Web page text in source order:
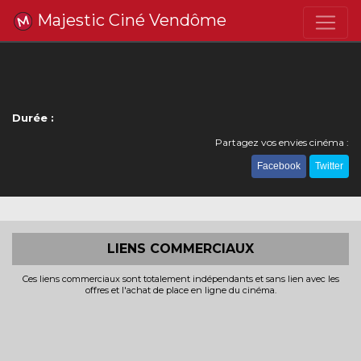
Majestic Ciné Vendôme
Durée :
Partagez vos envies cinéma :
Facebook Twitter
LIENS COMMERCIAUX
Ces liens commerciaux sont totalement indépendants et sans lien avec les
offres et l'achat de place en ligne du cinéma.